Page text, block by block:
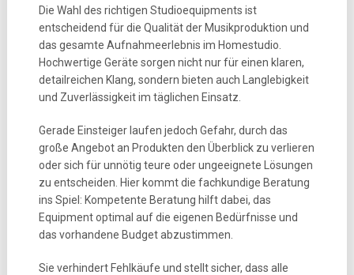
Die Wahl des richtigen Studioequipments ist
entscheidend für die Qualität der Musikproduktion und
das gesamte Aufnahmeerlebnis im Homestudio.
Hochwertige Geräte sorgen nicht nur für einen klaren,
detailreichen Klang, sondern bieten auch Langlebigkeit
und Zuverlässigkeit im täglichen Einsatz.
Gerade Einsteiger laufen jedoch Gefahr, durch das
große Angebot an Produkten den Überblick zu verlieren
oder sich für unnötig teure oder ungeeignete Lösungen
zu entscheiden. Hier kommt die fachkundige Beratung
ins Spiel: Kompetente Beratung hilft dabei, das
Equipment optimal auf die eigenen Bedürfnisse und
das vorhandene Budget abzustimmen.
Sie verhindert Fehlkäufe und stellt sicher, dass alle